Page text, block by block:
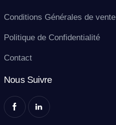
Conditions Générales de vente
Politique de Confidentialité
Contact
Nous Suivre